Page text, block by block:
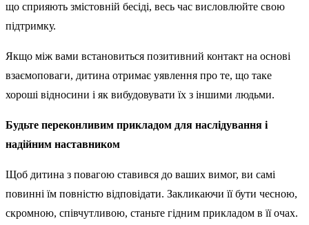
що сприяють змістовній бесіді, весь час висловлюйте свою
підтримку.
Якщо між вами встановиться позитивний контакт на основі
взаємоповаги, дитина отримає уявлення про те, що таке
хороші відносини і як вибудовувати їх з іншими людьми.
Будьте переконливим прикладом для наслідування і
надійним наставником
Щоб дитина з повагою ставився до ваших вимог, ви самі
повинні їм повністю відповідати. Закликаючи її бути чесною,
скромною, співчутливою, станьте гідним прикладом в її очах.